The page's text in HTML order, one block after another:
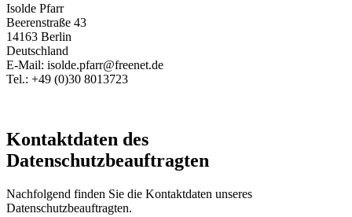
Isolde Pfarr
Beerenstraße 43
14163 Berlin
Deutschland
E-Mail: isolde.pfarr@freenet.de
Tel.: +49 (0)30 8013723
Kontaktdaten des
Datenschutzbeauftragten
Nachfolgend finden Sie die Kontaktdaten unseres
Datenschutzbeauftragten.